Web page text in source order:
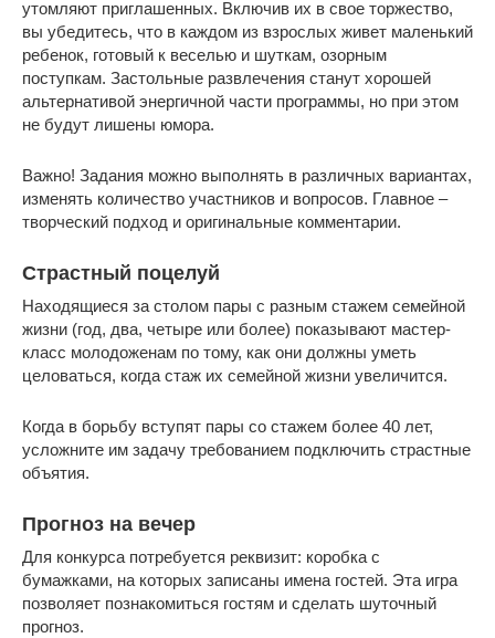
утомляют приглашенных. Включив их в свое торжество,
вы убедитесь, что в каждом из взрослых живет маленький
ребенок, готовый к веселью и шуткам, озорным
поступкам. Застольные развлечения станут хорошей
альтернативой энергичной части программы, но при этом
не будут лишены юмора.
Важно! Задания можно выполнять в различных вариантах,
изменять количество участников и вопросов. Главное –
творческий подход и оригинальные комментарии.
Страстный поцелуй
Находящиеся за столом пары с разным стажем семейной
жизни (год, два, четыре или более) показывают мастер-
класс молодоженам по тому, как они должны уметь
целоваться, когда стаж их семейной жизни увеличится.
Когда в борьбу вступят пары со стажем более 40 лет,
усложните им задачу требованием подключить страстные
объятия.
Прогноз на вечер
Для конкурса потребуется реквизит: коробка с
бумажками, на которых записаны имена гостей. Эта игра
позволяет познакомиться гостям и сделать шуточный
прогноз.